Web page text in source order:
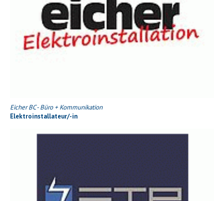
Eicher BC - Büro + Kommunikation
Elektroinstallateur/-in